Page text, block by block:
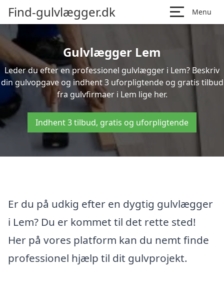
Find-gulvlægger.dk Menu
Gulvlægger Lem
Leder du efter en professionel gulvlægger i Lem? Beskriv
din gulvopgave og indhent 3 uforpligtende og gratis tilbud
fra gulvfirmaer i Lem lige her.
Indhent 3 tilbud, gratis og uforpligtende
Er du på udkig efter en dygtig gulvlægger
i Lem? Du er kommet til det rette sted!
Her på vores platform kan du nemt finde
professionel hjælp til dit gulvprojekt.